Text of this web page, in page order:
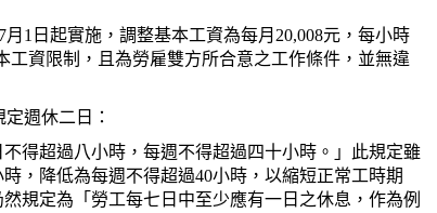
1日起實施，調整基本工資為每月20,008元，每小時
工資限制，且為勞雇雙方所合意之工作條件，並無違
週休二日：
得超過八小時，每週不得超過四十小時。」此規定雖
，降低為每週不得超過40小時，以縮短正常工時期
規定為「勞工每七日中至少應有一日之休息，作為例